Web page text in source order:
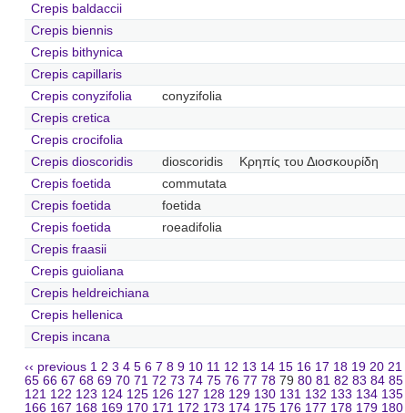
Crepis baldaccii
Crepis biennis
Crepis bithynica
Crepis capillaris
Crepis conyzifolia
conyzifolia
Crepis cretica
Crepis crocifolia
Crepis dioscoridis
dioscoridis
Κρηπίς του Διοσκουρίδη
Crepis foetida
commutata
Crepis foetida
foetida
Crepis foetida
roeadifolia
Crepis fraasii
Crepis guioliana
Crepis heldreichiana
Crepis hellenica
Crepis incana
‹‹ previous 1 2 3 4 5 6 7 8 9 10 11 12 13 14 15 16 17 18 19 20 21
65 66 67 68 69 70 71 72 73 74 75 76 77 78 79 80 81 82 83 84 85
121 122 123 124 125 126 127 128 129 130 131 132 133 134 135
166 167 168 169 170 171 172 173 174 175 176 177 178 179 180